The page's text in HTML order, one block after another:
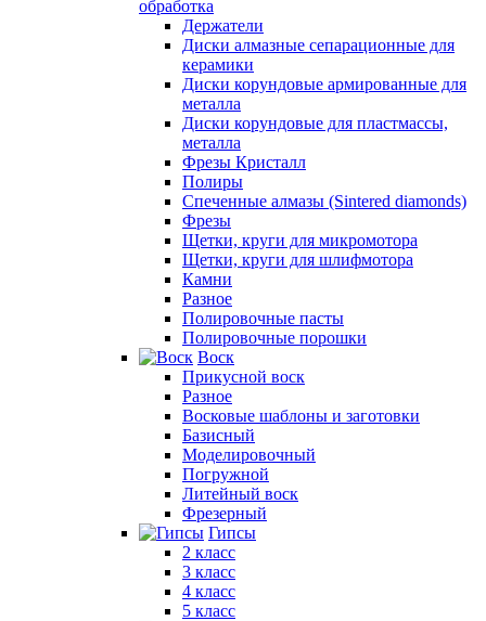
обработка
Держатели
Диски алмазные сепарационные для
керамики
Диски корундовые армированные для
металла
Диски корундовые для пластмассы,
металла
Фрезы Кристалл
Полиры
Спеченные алмазы (Sintered diamonds)
Фрезы
Щетки, круги для микромотора
Щетки, круги для шлифмотора
Камни
Разное
Полировочные пасты
Полировочные порошки
Воск
Прикусной воск
Разное
Восковые шаблоны и заготовки
Базисный
Моделировочный
Погружной
Литейный воск
Фрезерный
Гипсы
2 класс
3 класс
4 класс
5 класс